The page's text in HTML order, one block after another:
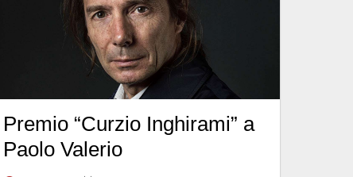
Premio “Curzio Inghirami” a
Paolo Valerio